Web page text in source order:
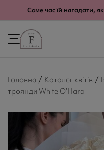
Саме час їй нагадати,
Головна / Каталог квітів /
троянди White O’Hara